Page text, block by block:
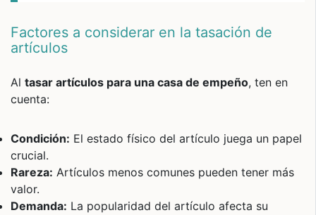
Factores a considerar en la tasación de
artículos
Al tasar artículos para una casa de empeño, ten en
cuenta:
Condición: El estado físico del artículo juega un papel
crucial.
Rareza: Artículos menos comunes pueden tener más
valor.
Demanda: La popularidad del artículo afecta su